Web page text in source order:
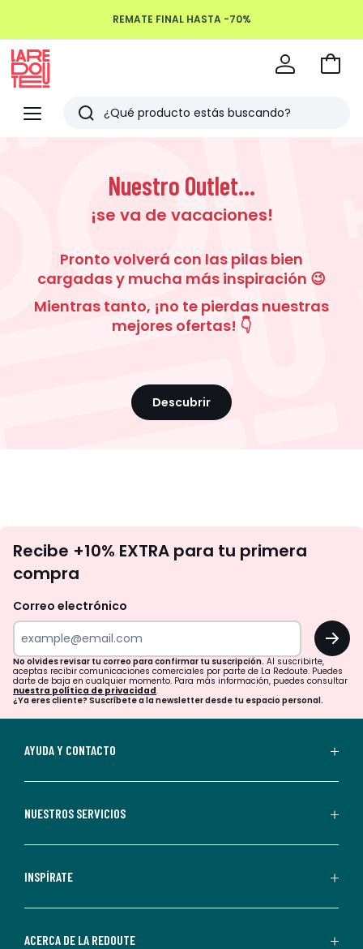
REMATE FINAL HASTA -70%
Menu
Redoute
Buscar
Últimos
vistos
Ir
Nuestro Outlet...
¡se va de vacaciones!
Pronto volverá con las pilas bien
cargadas y mucha más inspiración 😉
Mientras tanto, ¡no te pierdas nuestras
mejores ofertas! 👇
Descubrir
te
tu
para
confirmar
tu
suscripción.
aceptas
comerciales
personalizadas
parte
Recibe +10% EXTRA para tu primera
compra
Correo electrónico
OK
No olvides revisar tu correo para confirmar tu suscripción. Al suscribirte,
aceptas recibir comunicaciones comerciales por parte de La Redoute. Puedes
darte de baja en cualquier momento. Para más información, puedes consultar
nuestra política de privacidad.
¿Ya eres cliente? Suscríbete a la newsletter desde tu espacio personal.
AYUDA Y CONTACTO
NUESTROS SERVICIOS
INSPÍRATE
ACERCA DE LA REDOUTE